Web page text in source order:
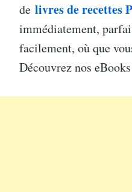
de livres de recettes
immédiatement,
facilement, où que
Découvrez nos